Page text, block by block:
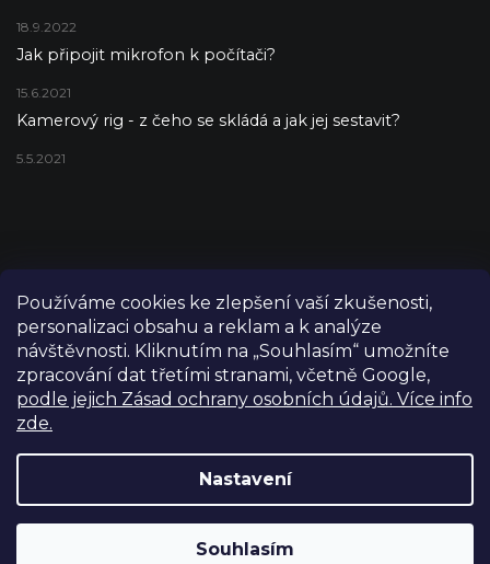
Používáme cookies ke zlepšení vaší zkušenosti,
personalizaci obsahu a reklam a k analýze
návštěvnosti. Kliknutím na „Souhlasím“ umožníte
zpracování dat třetími stranami, včetně Google,
podle jejich Zásad ochrany osobních údajů. Více info
zde.
Nastavení
Souhlasím
Výdejní sklad Praha: PO–PÁ 8:00–16:00. Při objednání a
18.9.2022
Jak připojit mikrofon k počítači?
15.6.2021
Kamerový rig - z čeho se skládá a jak jej sestavit?
5.5.2021
Vytvořil Shoptet
Copyright 2026FILM-TECHNIKA. Všechna práva vyhrazena.